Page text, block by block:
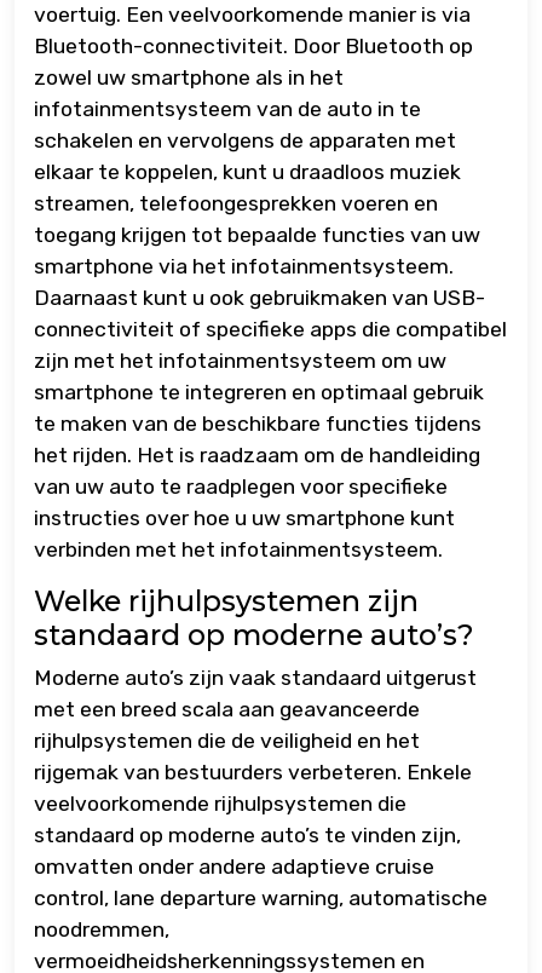
voertuig. Een veelvoorkomende manier is via
Bluetooth-connectiviteit. Door Bluetooth op
zowel uw smartphone als in het
infotainmentsysteem van de auto in te
schakelen en vervolgens de apparaten met
elkaar te koppelen, kunt u draadloos muziek
streamen, telefoongesprekken voeren en
toegang krijgen tot bepaalde functies van uw
smartphone via het infotainmentsysteem.
Daarnaast kunt u ook gebruikmaken van USB-
connectiviteit of specifieke apps die compatibel
zijn met het infotainmentsysteem om uw
smartphone te integreren en optimaal gebruik
te maken van de beschikbare functies tijdens
het rijden. Het is raadzaam om de handleiding
van uw auto te raadplegen voor specifieke
instructies over hoe u uw smartphone kunt
verbinden met het infotainmentsysteem.
Welke rijhulpsystemen zijn
standaard op moderne auto’s?
Moderne auto’s zijn vaak standaard uitgerust
met een breed scala aan geavanceerde
rijhulpsystemen die de veiligheid en het
rijgemak van bestuurders verbeteren. Enkele
veelvoorkomende rijhulpsystemen die
standaard op moderne auto’s te vinden zijn,
omvatten onder andere adaptieve cruise
control, lane departure warning, automatische
noodremmen,
vermoeidheidsherkenningssystemen en